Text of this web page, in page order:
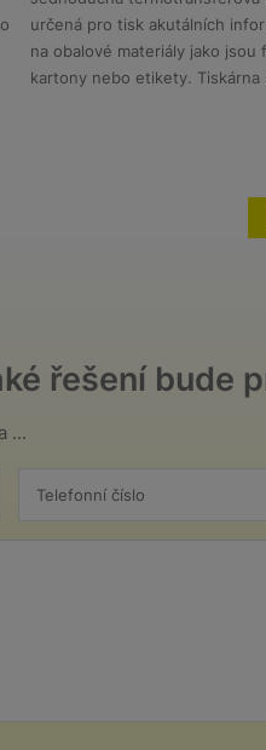
určená pro tisk akutálních
na obalové materiály jako jsou
kartony nebo etikety. Tiskárna
řešení bude
...
Telefonní číslo